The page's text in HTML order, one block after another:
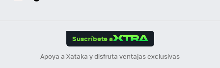
Suscríbete a
Apoya a Xataka y disfruta ventajas exclusivas